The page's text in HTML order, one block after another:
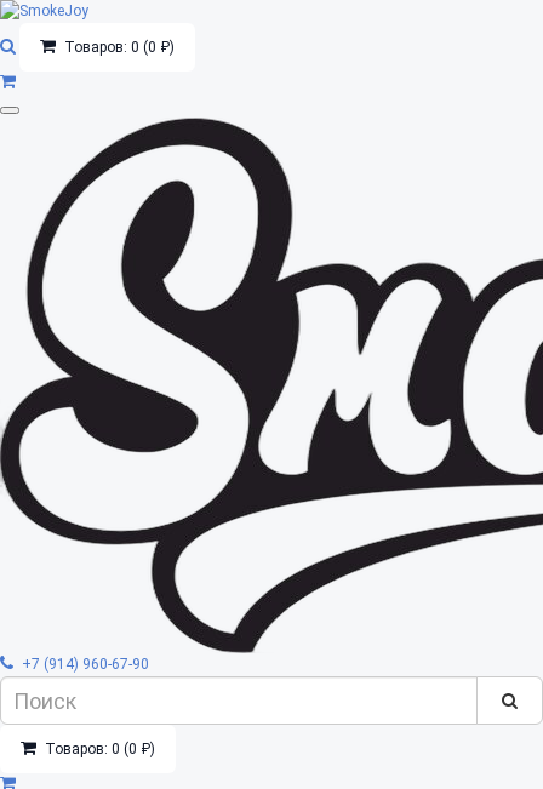
Товаров: 0 (0 ₽)
+7 (914) 960-67-90
Товаров: 0 (0 ₽)